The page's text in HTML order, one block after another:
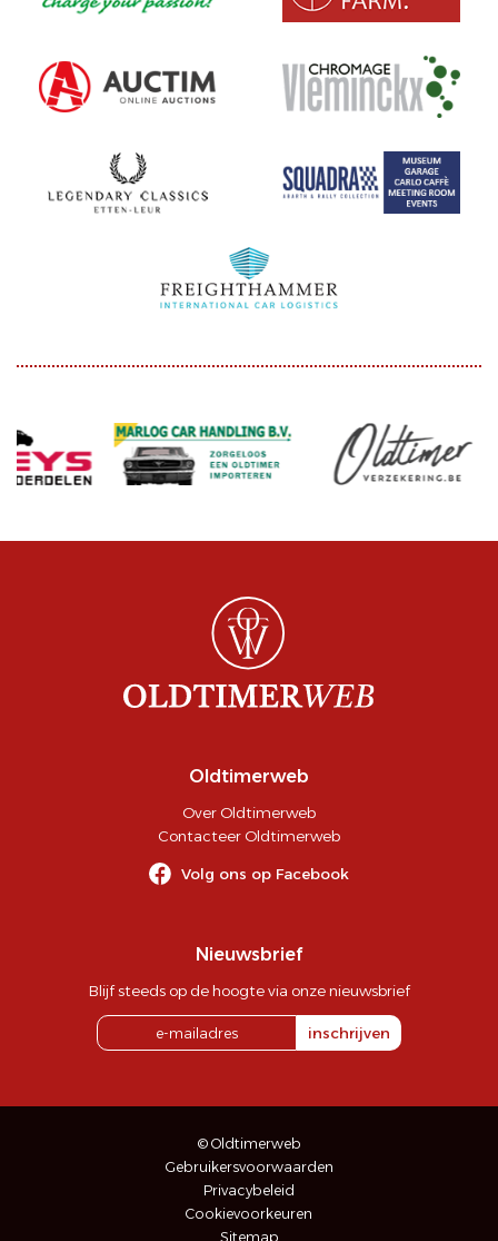
Oldtimerweb
Over Oldtimerweb
Contacteer Oldtimerweb
Volg ons op Facebook
Nieuwsbrief
Blijf steeds op de hoogte via onze nieuwsbrief
inschrijven
© Oldtimerweb
Gebruikersvoorwaarden
Privacybeleid
Cookievoorkeuren
Sitemap